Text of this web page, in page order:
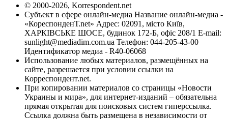
© 2000-2026, Korrespondent.net
Субъект в сфере онлайн-медиа Название онлайн-медиа -
«КореспонденТ.net» Адрес: 02091, місто Київ,
ХАРКІВСЬКЕ ШОСЕ, будинок 172-Б, офіс 208/1 E-mail:
sunlight@mediadim.com.ua Телефон: 044-205-43-00
Идентификатор медиа - R40-06068
Использование любых материалов, размещённых на
сайте, разрешается при условии ссылки на
Корреспондент.net.
При копировании материалов со страницы «Новости
Украины и мира», для интернет-изданий – обязательна
прямая открытая для поисковых систем гиперссылка.
Ссылка должна быть размещена в независимости от